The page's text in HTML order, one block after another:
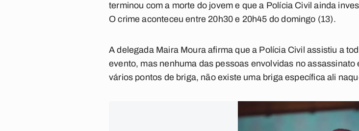
terminou com a morte do jovem e que a Polícia Civil ainda
O crime aconteceu entre 20h30 e 20h45 do domingo (13).
A delegada Maira Moura afirma que a Polícia Civil assistiu a
evento, mas nenhuma das pessoas envolvidas no
vários pontos de briga, não existe uma briga específica ali